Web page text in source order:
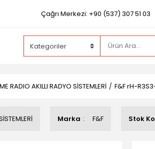
Çağrı Merkezi: +90 (537) 307 51 03
RADIO AKILLI RADYO SİSTEMLERİ F&F rH-
Marka F&F Stok